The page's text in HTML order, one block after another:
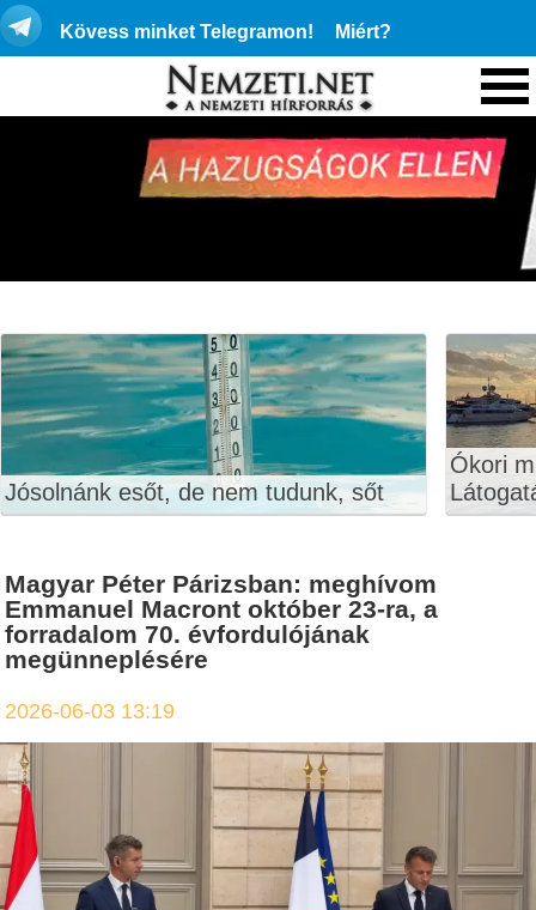
Kövess minket Telegramon! Miért?
Jósolnánk esőt, de nem tudunk, sőt
Ókori
Magyar Péter Párizsban: meghívom
Emmanuel Macront október 23-ra, a
forradalom 70. évfordulójának
megünneplésére
2026-06-03 13:19